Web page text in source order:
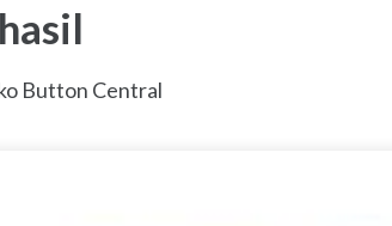
Button Central